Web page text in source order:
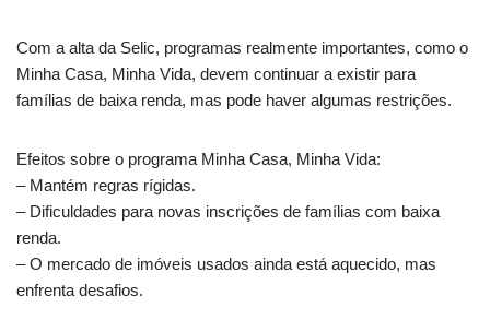
Com a alta da Selic, programas realmente importantes, como o
Minha Casa, Minha Vida, devem continuar a existir para
famílias de baixa renda, mas pode haver algumas restrições.
Efeitos sobre o programa Minha Casa, Minha Vida:
– Mantém regras rígidas.
– Dificuldades para novas inscrições de famílias com baixa
renda.
– O mercado de imóveis usados ainda está aquecido, mas
enfrenta desafios.